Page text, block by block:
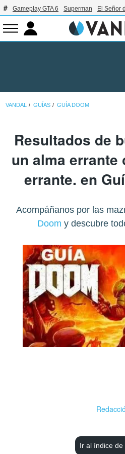
Gameplay GTA 6 Superman El Señor
VANDAL GUÍAS GUÍA DOOM
Resultados de
un alma errante
errante. en
Acompáñanos por las
Doom y descubre
Ir al índice de